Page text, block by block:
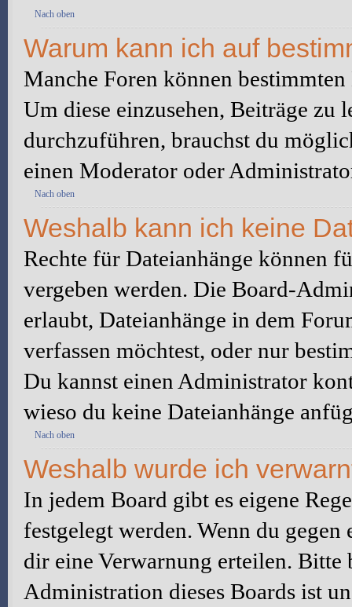
Nach oben
Warum kann ich auf
Manche Foren können
Um diese einzusehen, Beiträge zu
durchzuführen, brauchst du
einen Moderator oder
Nach oben
Weshalb kann ich keine
Rechte für Dateianhänge können
vergeben werden. Die Board-
erlaubt, Dateianhänge in dem
verfassen möchtest, oder nur
Du kannst einen Administrator
wieso du keine Dateianhänge
Nach oben
Weshalb wurde ich
In jedem Board gibt es eigene
festgelegt werden. Wenn du
dir eine Verwarnung erteilen. Bitte
Administration dieses Boards ist